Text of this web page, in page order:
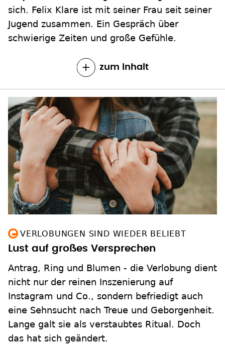
sich. Felix Klare ist mit seiner Frau seit seiner
Jugend zusammen. Ein Gespräch über
schwierige Zeiten und große Gefühle.
zum Inhalt
VERLOBUNGEN SIND WIEDER BELIEBT
Lust auf großes Versprechen
Antrag, Ring und Blumen - die Verlobung dient
nicht nur der reinen Inszenierung auf
Instagram und Co., sondern befriedigt auch
eine Sehnsucht nach Treue und Geborgenheit.
Lange galt sie als verstaubtes Ritual. Doch
das hat sich geändert.